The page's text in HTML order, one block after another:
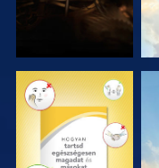
MŰSORNÉZÉS